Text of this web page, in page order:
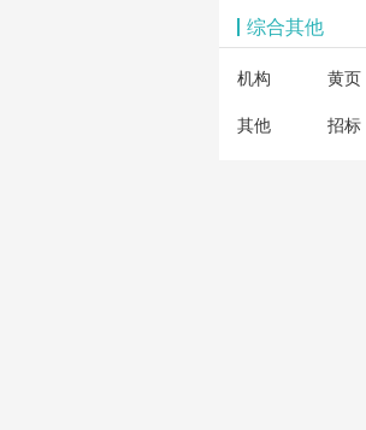
综合其他
机构 黄页
其他
招标